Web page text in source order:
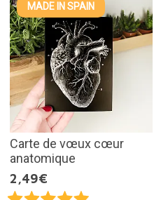
MADE IN SPAIN
Carte de vœux cœur
anatomique
2,49€